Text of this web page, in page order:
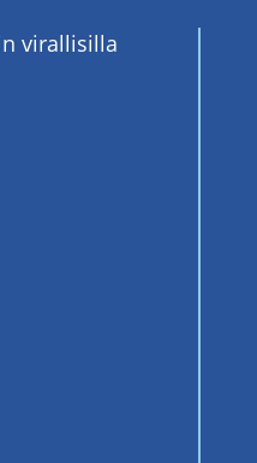
virallisilla